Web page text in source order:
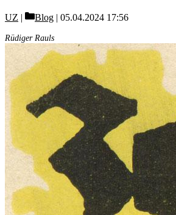
UZ Categories
Blog 05.04.2024 17:56
Rüdiger Rauls